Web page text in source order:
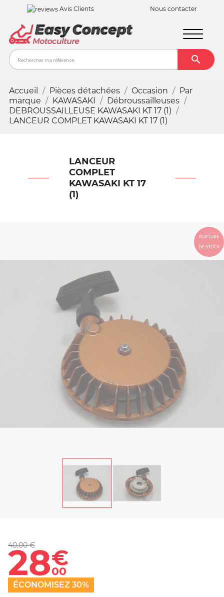
Avis Clients Nous contacter

Accueil Pièces détachées Occasion
Par
marque
KAWASAKI
Débroussailleuses
DEBROUSSAILLEUSE KAWASAKI KT 17 (1)
LANCEUR COMPLET KAWASAKI KT 17 (1)
LANCEUR
COMPLET
KAWASAKI KT 17
(1)
RUPTURE
DE STOCK
40,00 €
28€
00
ÉCONOMISEZ 30%